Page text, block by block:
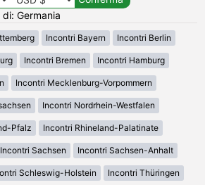
Germania
Incontri Bayern Incontri Berlin
Incontri Bremen Incontri Hamburg
Incontri Mecklenburg-Vorpommern
Incontri Nordrhein-Westfalen
Pfalz Incontri Rhineland-Palatinate
Incontri Sachsen Incontri Sachsen-Anhalt
Schleswig-Holstein Incontri Thüringen